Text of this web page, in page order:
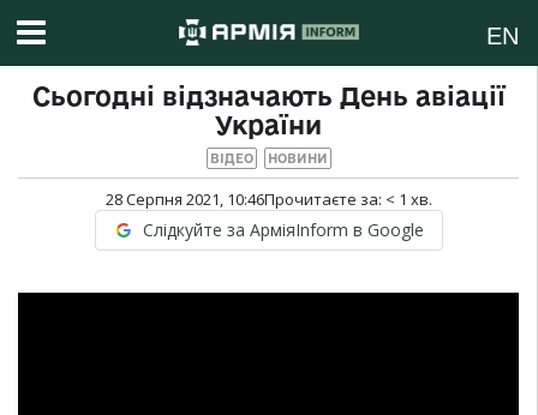
EN
Сьогодні відзначають День авіації
України
ВІДЕО НОВИНИ
28 Серпня 2021, 10:46Прочитаєте за: < 1 хв.
Слідкуйте за АрміяInform в Google